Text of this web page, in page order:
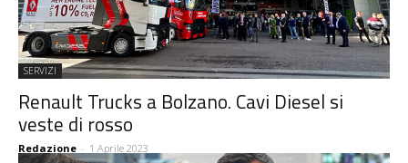
SERVIZI
Renault Trucks a Bolzano. Cavi Diesel si
veste di rosso
Redazione - 1 Aprile 2023